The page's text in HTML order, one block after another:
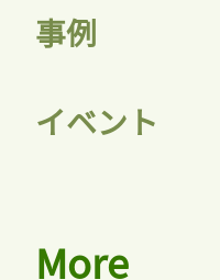
事例
イベント
More